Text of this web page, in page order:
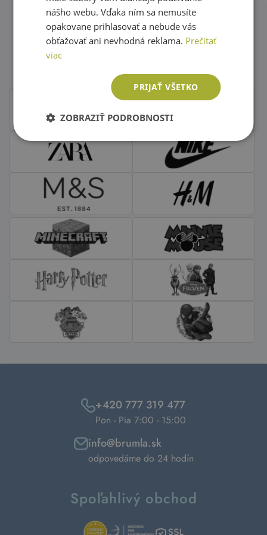
Obľúbené značky second hand
+420 777 319 477
Pon - Pia 7:00 - 15:00
info@brumla.sk
odpovedáme do 24 hodín
Spoľahlivý obchod
nášho webu. Vďaka ním sa nemusíte
opakovane prihlasovať a nebude vás
obťažovať ani nevhodná reklama. Prečítať
viac
PRIJAŤ VŠETKO
ZOBRAZIŤ PODROBNOSTI